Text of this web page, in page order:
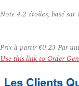
Note 4.2 étoiles, basé sur
Prix à partir€0.23 Par
Use this link to Order